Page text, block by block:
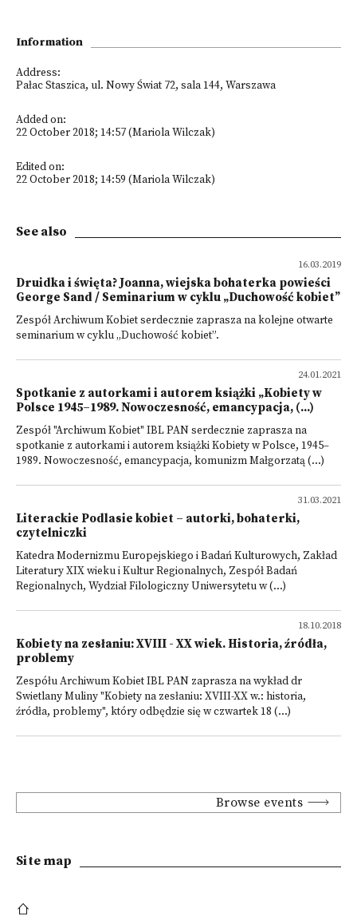
Information
Address:
Pałac Staszica, ul. Nowy Świat 72, sala 144, Warszawa
Added on:
22 October 2018; 14:57 (Mariola Wilczak)
Edited on:
22 October 2018; 14:59 (Mariola Wilczak)
See also
16.03.2019
Druidka i święta? Joanna, wiejska bohaterka powieści
George Sand / Seminarium w cyklu „Duchowość kobiet”
Zespół Archiwum Kobiet serdecznie zaprasza na kolejne otwarte
seminarium w cyklu „Duchowość kobiet”.
24.01.2021
Spotkanie z autorkami i autorem książki „Kobiety w
Polsce 1945–1989. Nowoczesność, emancypacja, (...)
Zespół "Archiwum Kobiet" IBL PAN serdecznie zaprasza na
spotkanie z autorkami i autorem książki Kobiety w Polsce, 1945–
1989. Nowoczesność, emancypacja, komunizm Małgorzatą (...)
31.03.2021
Literackie Podlasie kobiet – autorki, bohaterki,
czytelniczki
Katedra Modernizmu Europejskiego i Badań Kulturowych, Zakład
Literatury XIX wieku i Kultur Regionalnych, Zespół Badań
Regionalnych, Wydział Filologiczny Uniwersytetu w (...)
18.10.2018
Kobiety na zesłaniu: XVIII - XX wiek. Historia, źródła,
problemy
Zespółu Archiwum Kobiet IBL PAN zaprasza na wykład dr
Swietlany Muliny "Kobiety na zesłaniu: XVIII-XX w.: historia,
źródła, problemy", który odbędzie się w czwartek 18 (...)
Browse events
Site map